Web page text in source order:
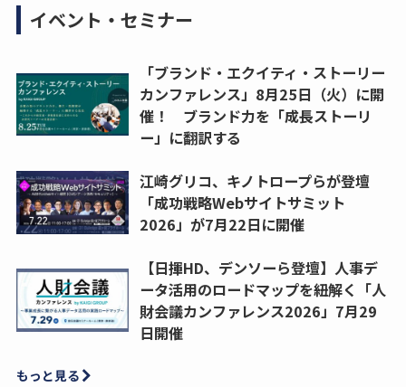
イベント・セミナー
「ブランド・エクイティ・ストーリー
カンファレンス」8月25日（火）に開
催！ ブランド力を「成長ストーリ
ー」に翻訳する
江崎グリコ、キノトロープらが登壇
「成功戦略Webサイトサミット
2026」が7月22日に開催
【日揮HD、デンソーら登壇】人事デ
ータ活用のロードマップを紐解く「人
財会議カンファレンス2026」7月29
日開催
もっと見る